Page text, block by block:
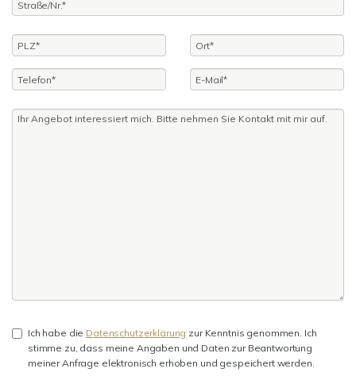
Ich habe die Datenschutzerklärung zur Kenntnis genommen. Ich
stimme zu, dass meine Angaben und Daten zur Beantwortung
meiner Anfrage elektronisch erhoben und gespeichert werden.